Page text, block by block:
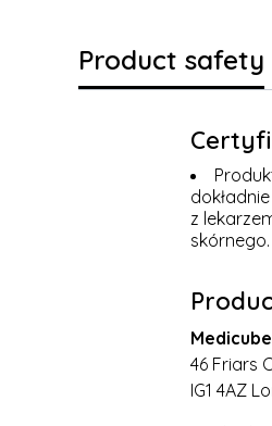
Product safety
z
Medicube
46 Friars
IG1 4AZ